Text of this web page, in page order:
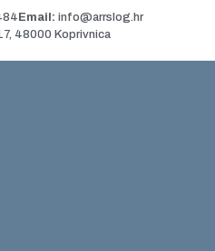
Email: info@arrslog.hr
48000 Koprivnica